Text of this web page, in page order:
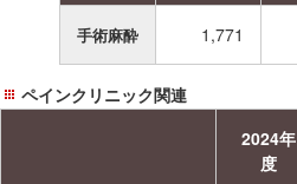
手術麻酔 1,771
ペインクリニック関連
2024年
度